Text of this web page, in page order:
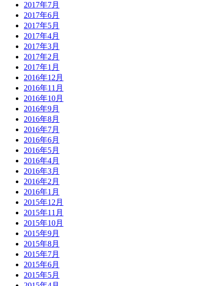
2017年7月
2017年6月
2017年5月
2017年4月
2017年3月
2017年2月
2017年1月
2016年12月
2016年11月
2016年10月
2016年9月
2016年8月
2016年7月
2016年6月
2016年5月
2016年4月
2016年3月
2016年2月
2016年1月
2015年12月
2015年11月
2015年10月
2015年9月
2015年8月
2015年7月
2015年6月
2015年5月